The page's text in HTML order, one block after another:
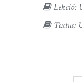
Lekció:
Textus: